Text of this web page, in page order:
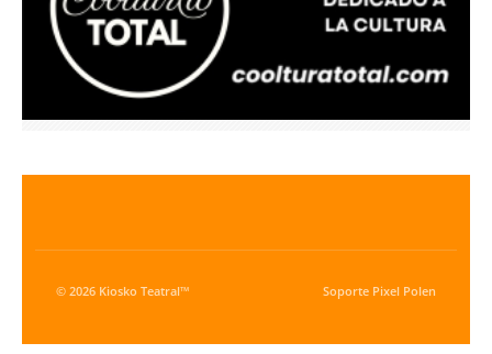
© 2026 Kiosko Teatral™ Soporte Pixel Polen